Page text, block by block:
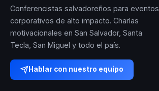
Conferencistas salvadoreños para eventos
corporativos de alto impacto. Charlas
motivacionales en San Salvador, Santa
Tecla, San Miguel y todo el país.
Hablar con nuestro equipo